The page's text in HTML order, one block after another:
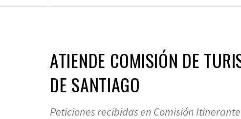
ATIENDE COMISIÓN DE
DE SANTIAGO
Peticiones recibidas en Comisión